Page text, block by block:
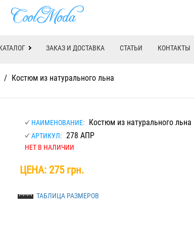
ЗАКАЗ И ДОСТАВКА СТАТЬИ КОНТАКТЫ
/ Костюм из натурального льна
НАИМЕНОВАНИЕ: Костюм из натурального льна
АРТИКУЛ: 278 АПР
НЕТ В НАЛИЧИИ
ЦЕНА: 275 грн.
ТАБЛИЦА РАЗМЕРОВ